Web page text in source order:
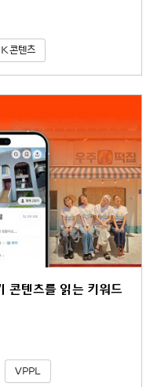
K콘텐츠
텐츠를 읽는 키워드
VPPL